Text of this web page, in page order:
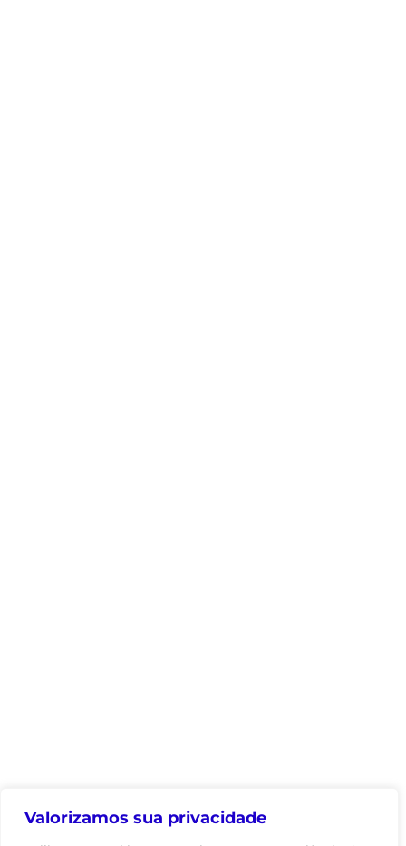
Valorizamos sua privacidade